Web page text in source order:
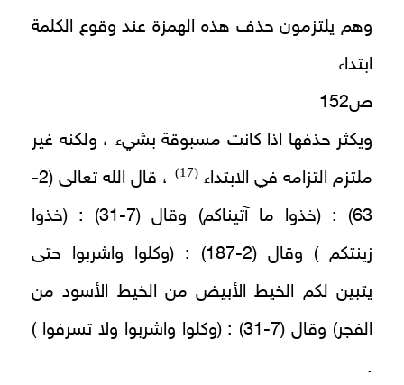
وهم يلتزمون حذف هذه الهمزة عند وقوع الكلمة
ابتداء
ص152
ويكثر حذفها اذا كانت مسبوقة بشيء ، ولكنه غير
ملتزم التزامه في الابتداء(17)
، قال الله تعالى (2-
63) : (خذوا ما آتيناكم) وقال (7-31) : (خذوا
زينتكم ) وقال (2-187) : (وكلوا واشربوا حتى
يتبين لكم الخيط الأبيض من الخيط الأسود من
الفجر) وقال (7-31) : (وكلوا واشربوا ولا تسرفوا )
.